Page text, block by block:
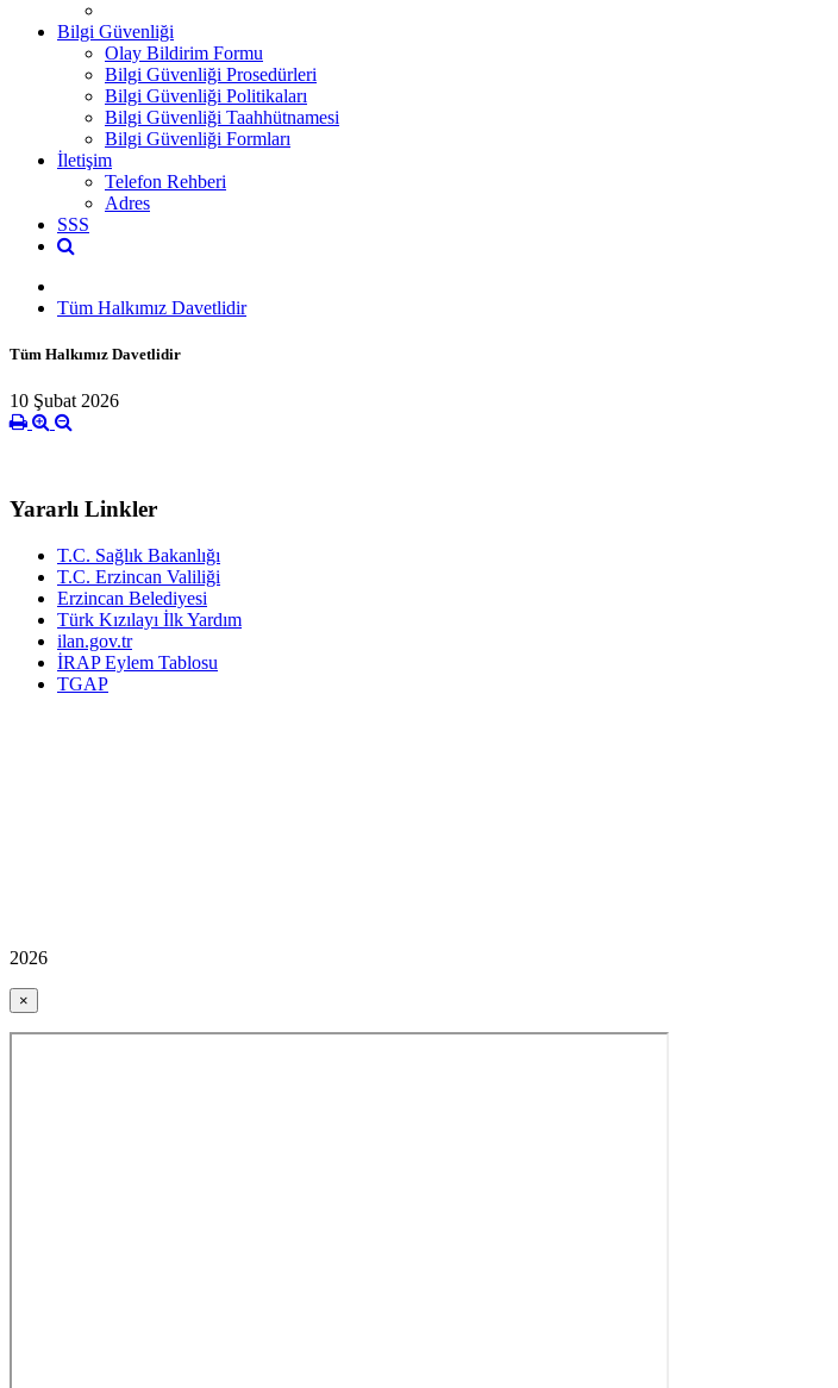
Bilgi Güvenliği
Olay Bildirim Formu
Bilgi Güvenliği Prosedürleri
Bilgi Güvenliği Politikaları
Bilgi Güvenliği Taahhütnamesi
Bilgi Güvenliği Formları
İletişim
Telefon Rehberi
Adres
SSS
Tüm Halkımız Davetlidir
Tüm Halkımız Davetlidir
10 Şubat 2026
Yararlı Linkler
T.C. Sağlık Bakanlığı
T.C. Erzincan Valiliği
Erzincan Belediyesi
Türk Kızılayı İlk Yardım
ilan.gov.tr
İRAP Eylem Tablosu
TGAP
2026
×